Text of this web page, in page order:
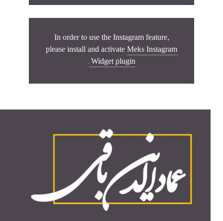
In order to use the Instagram feature,
please install and activate Meks Instagram
Widget plugin
.